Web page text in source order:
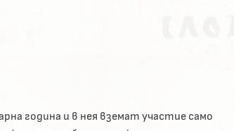
година и в нея вземат участие само